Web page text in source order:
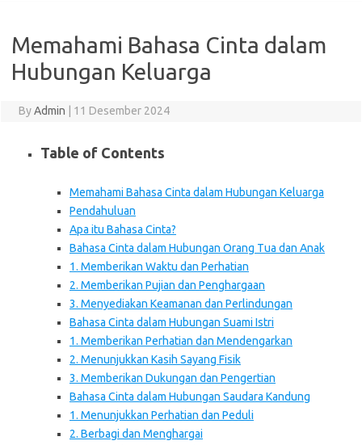
Memahami Bahasa Cinta dalam
Hubungan Keluarga
ByAdmin 11 Desember 2024
Table of Contents
Memahami Bahasa Cinta dalam Hubungan Keluarga
Pendahuluan
Apa itu Bahasa Cinta?
Bahasa Cinta dalam Hubungan Orang Tua dan Anak
1. Memberikan Waktu dan Perhatian
2. Memberikan Pujian dan Penghargaan
3. Menyediakan Keamanan dan Perlindungan
Bahasa Cinta dalam Hubungan Suami Istri
1. Memberikan Perhatian dan Mendengarkan
2. Menunjukkan Kasih Sayang Fisik
3. Memberikan Dukungan dan Pengertian
Bahasa Cinta dalam Hubungan Saudara Kandung
1. Menunjukkan Perhatian dan Peduli
2. Berbagi dan Menghargai